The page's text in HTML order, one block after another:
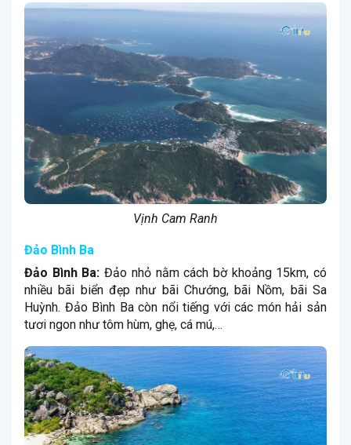
Vịnh Cam Ranh
Đảo Bình Ba
Đảo Bình Ba: Đảo nhỏ nằm cách bờ khoảng 15km, có
nhiều bãi biển đẹp như bãi Chướng, bãi Nồm, bãi Sa
Huỳnh. Đảo Bình Ba còn nổi tiếng với các món hải sản
tươi ngon như tôm hùm, ghẹ, cá mú,…